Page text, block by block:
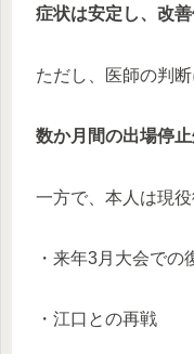
症状は安定し、改
ただし、医師の判断
数か月間の出場停
一方で、本人は現
・来年3月大会での
・江口との再戦